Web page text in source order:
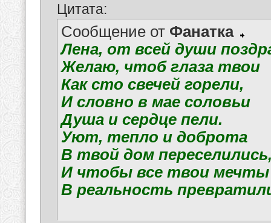
Цитата:
Сообщение от Фанатка
Лена, от всей души
Желаю, чтоб глаза твои
Как сто свечей горели,
И словно в мае соловьи
Душа и сердце пели.
Уют, тепло и доброта
В твой дом
И чтобы все твои мечты
В реальность